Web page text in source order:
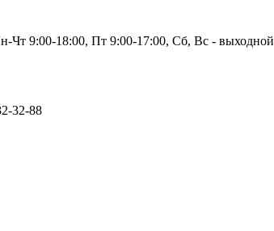
Чт 9:00-18:00, Пт 9:00-17:00, Сб, Вс - выходной
32-88